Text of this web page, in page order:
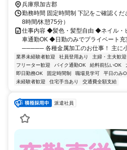
兵庫県加古郡
勤務時間 固定時間制 下記をご確認く
8時間/休憩75分）
仕事内容 ◆髪色・髪型自由 ◆ネイル・
車通勤OK ◆日勤のみでプライベート
───── 各種金属加工のお仕事！ 主に小
業界未経験者歓迎 社員登用あり 主婦・主夫歓迎
フリーター歓迎
バイク通勤OK 給料前払いOK
即日勤務OK
固定時間制 職場見学可 平日のみ
未経験者歓迎
住宅手当あり 交通費全額支給
派遣社員